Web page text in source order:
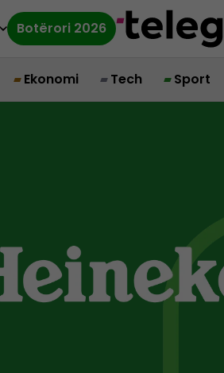
Botërori 2026
Ekonomi Tech Sport